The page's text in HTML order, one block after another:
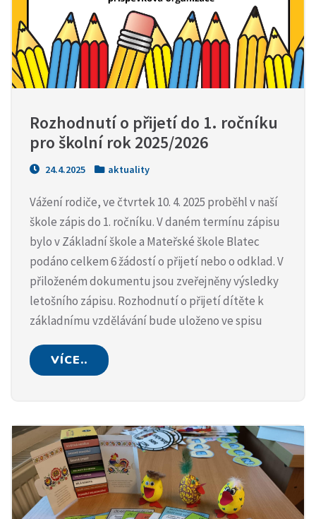
Rozhodnutí o přijetí do 1. ročníku
pro školní rok 2025/2026
24.4.2025 aktuality
Vážení rodiče, ve čtvrtek 10. 4. 2025 proběhl v naší
škole zápis do 1. ročníku. V daném termínu zápisu
bylo v Základní škole a Mateřské škole Blatec
podáno celkem 6 žádostí o přijetí nebo o odklad. V
přiloženém dokumentu jsou zveřejněny výsledky
letošního zápisu. Rozhodnutí o přijetí dítěte k
základnímu vzdělávání bude uloženo ve spisu
VÍCE..